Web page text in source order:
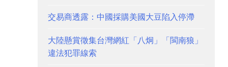
交易商透露：中國採購美國大豆陷入停滯
大陸懸賞徵集台灣網紅「八炯」「閩南狼」
違法犯罪線索